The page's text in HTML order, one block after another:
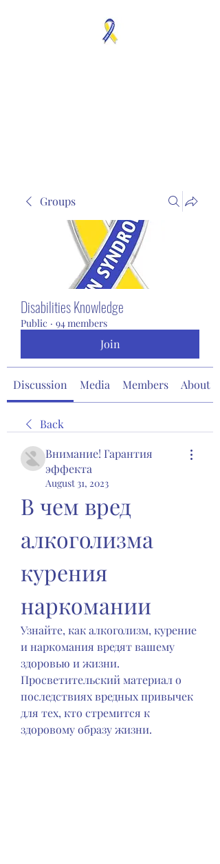
Groups
Disabilities Knowledge
Public · 94 members
Join
Discussion Media Members About
Back
Внимание! Гарантия
эффекта
August 31, 2023
В чем вред
алкоголизма
курения
наркомании
Узнайте, как алкоголизм, курение
и наркомания вредят вашему
здоровью и жизни.
Просветительский материал о
последствиях вредных привычек
для тех, кто стремится к
здоровому образу жизни.